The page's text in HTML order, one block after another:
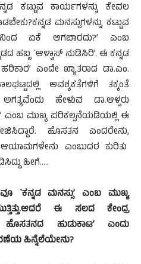
ಕಟ್ಟುವ ಕಾರ್ಯಗಳನ್ನು ಕೇವಲ
ಮನಸ್ಸುಗಳನ್ನು ಕಟ್ಟುವ
ಏಕೆ ಆಗಬಾರದು?’ ಎಂಬ
ಹಬ್ಬ `ಆಳ್ವಾಸ್ ನುಡಿಸಿರಿ’. ಈ ಕನ್ನಡ
ಎಂದೇ ಖ್ಯಾತರಾದ ಡಾ.ಎಂ.
ಅವಶ್ಯಕತೆಗಳಿಗೆ ತಕ್ಕಂತೆ
ಹೇಳುವ ಡಾ.ಆಳ್ವರು
ಎಂಬ ಮುಖ್ಯ ಪರಿಕಲ್ಪನೆಯಡಿಯಲ್ಲಿ ಈ
ಹೊಸತನ ಎಂದರೇನು,
ಎಂಬುದರ ಕುರಿತು
ಹೀಗೆ…..
`ಕನ್ನಡ ಮನಸ್ಸು’ ಎಂಬ ಮುಖ್ಯ
ಈ ಸಲದ ಕೇಂದ್ರ
ಹುಡುಕಾಟ’ ಎಂದು
ಹಿನ್ನೆಲೆಯೇನು?